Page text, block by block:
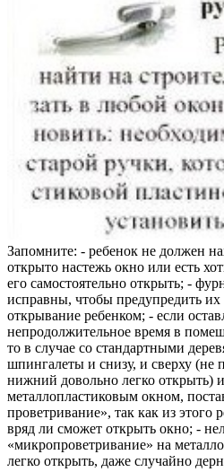
Запомните: - ребенок не должен
открыто настежь окно или есть
его самостоятельно открыть; -
исправны, чтобы предупредить
открывание ребенком; - если
непродолжительное время в
то в случае со стандартными
шпингалеты и снизу, и сверху (не
нижний довольно легко открыть)
металлопластиковым окном,
проветривание», так как из этого
вряд ли сможет открыть окно; -
«микропроветривание» на
легко открыть, даже случайно